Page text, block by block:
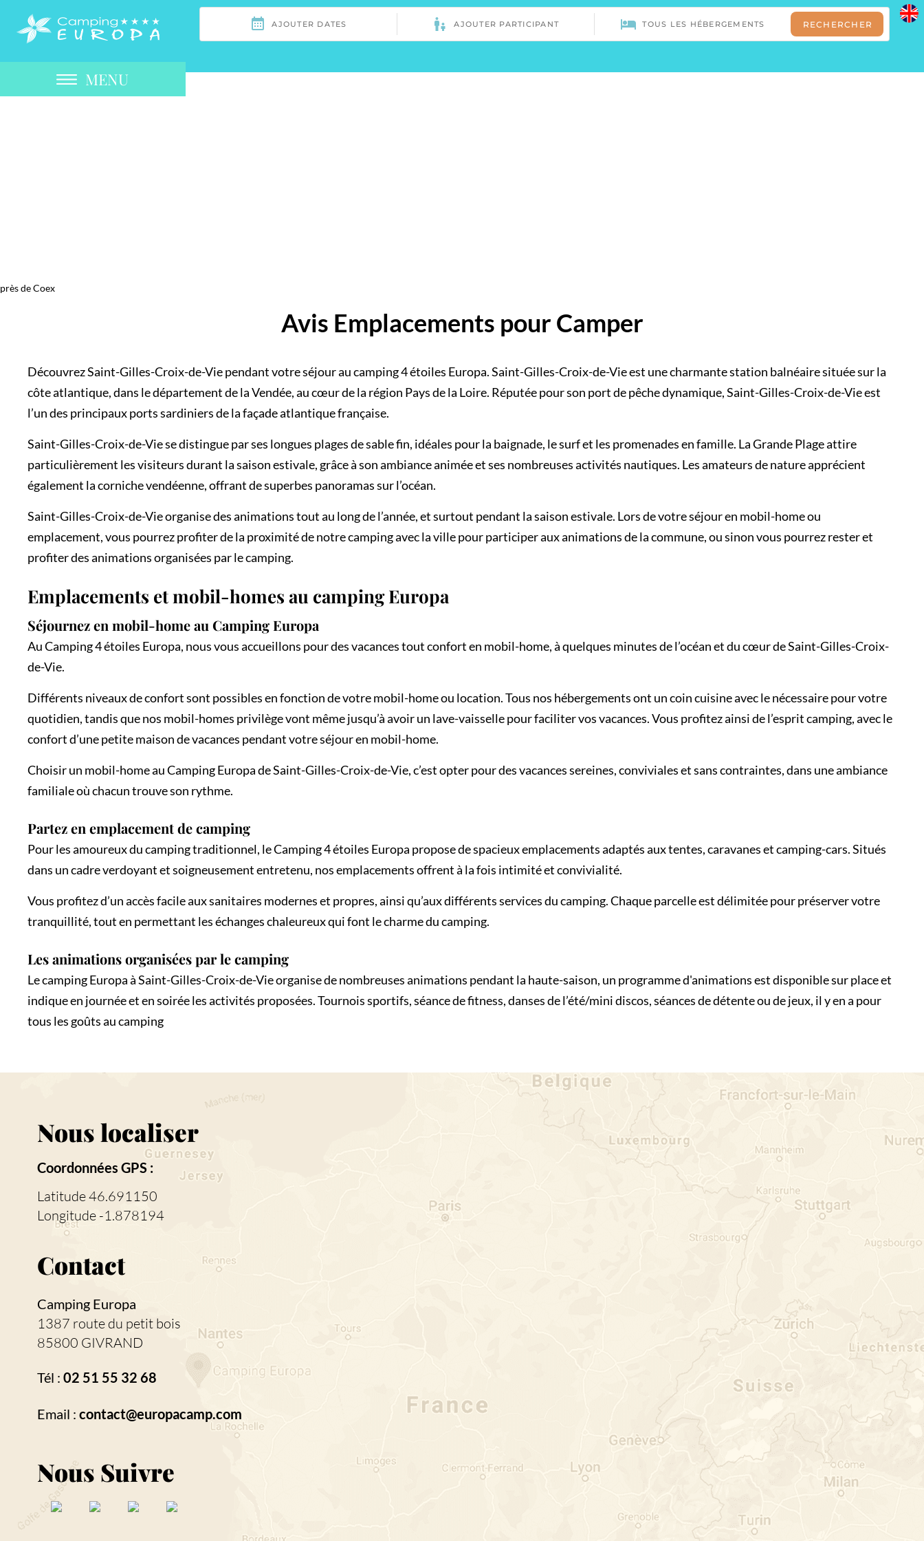
MENU
près de Coex
Avis Emplacements pour Camper
Découvrez Saint-Gilles-Croix-de-Vie pendant votre séjour au camping 4 étoiles Europa. Saint-Gilles-Croix-de-Vie est une charmante station balnéaire située sur la
côte atlantique, dans le département de la Vendée, au cœur de la région Pays de la Loire. Réputée pour son port de pêche dynamique, Saint-Gilles-Croix-de-Vie est
l’un des principaux ports sardiniers de la façade atlantique française.
Saint-Gilles-Croix-de-Vie se distingue par ses longues plages de sable fin, idéales pour la baignade, le surf et les promenades en famille. La Grande Plage attire
particulièrement les visiteurs durant la saison estivale, grâce à son ambiance animée et ses nombreuses activités nautiques. Les amateurs de nature apprécient
également la corniche vendéenne, offrant de superbes panoramas sur l’océan.
Saint-Gilles-Croix-de-Vie organise des animations tout au long de l’année, et surtout pendant la saison estivale. Lors de votre séjour en mobil-home ou
emplacement, vous pourrez profiter de la proximité de notre camping avec la ville pour participer aux animations de la commune, ou sinon vous pourrez rester et
profiter des animations organisées par le camping.
Emplacements et mobil-homes au camping Europa
Séjournez en mobil-home au Camping Europa
Au Camping 4 étoiles Europa, nous vous accueillons pour des vacances tout confort en mobil-home, à quelques minutes de l’océan et du cœur de Saint-Gilles-Croix-
de-Vie.
Différents niveaux de confort sont possibles en fonction de votre mobil-home ou location. Tous nos hébergements ont un coin cuisine avec le nécessaire pour votre
quotidien, tandis que nos mobil-homes privilège vont même jusqu’à avoir un lave-vaisselle pour faciliter vos vacances. Vous profitez ainsi de l’esprit camping, avec le
confort d’une petite maison de vacances pendant votre séjour en mobil-home.
Choisir un mobil-home au Camping Europa de Saint-Gilles-Croix-de-Vie, c’est opter pour des vacances sereines, conviviales et sans contraintes, dans une ambiance
familiale où chacun trouve son rythme.
Partez en emplacement de camping
Pour les amoureux du camping traditionnel, le Camping 4 étoiles Europa propose de spacieux emplacements adaptés aux tentes, caravanes et camping-cars. Situés
dans un cadre verdoyant et soigneusement entretenu, nos emplacements offrent à la fois intimité et convivialité.
Vous profitez d’un accès facile aux sanitaires modernes et propres, ainsi qu’aux différents services du camping. Chaque parcelle est délimitée pour préserver votre
tranquillité, tout en permettant les échanges chaleureux qui font le charme du camping.
Les animations organisées par le camping
Le camping Europa à Saint-Gilles-Croix-de-Vie organise de nombreuses animations pendant la haute-saison, un programme d'animations est disponible sur place et
indique en journée et en soirée les activités proposées. Tournois sportifs, séance de fitness, danses de l’été/mini discos, séances de détente ou de jeux, il y en a pour
tous les goûts au camping
Nous localiser
Coordonnées GPS :
Latitude 46.691150
Longitude -1.878194
Contact
Camping Europa
1387 route du petit bois
85800 GIVRAND
Tél : 02 51 55 32 68
Email : contact@europacamp.com
Nous Suivre